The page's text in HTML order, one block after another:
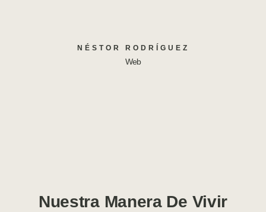
NÉSTOR RODRÍGUEZ
Web
Nuestra Manera De Vivir